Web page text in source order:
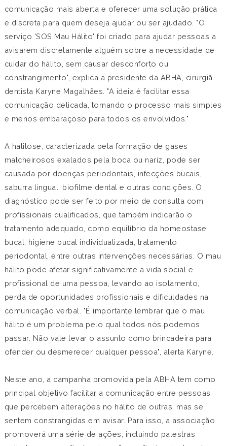
comunicação mais aberta e oferecer uma solução prática
e discreta para quem deseja ajudar ou ser ajudado. "O
serviço 'SOS Mau Hálito' foi criado para ajudar pessoas a
avisarem discretamente alguém sobre a necessidade de
cuidar do hálito, sem causar desconforto ou
constrangimento", explica a presidente da ABHA, cirurgiã-
dentista Karyne Magalhães. "A ideia é facilitar essa
comunicação delicada, tornando o processo mais simples
e menos embaraçoso para todos os envolvidos."
A halitose, caracterizada pela formação de gases
malcheirosos exalados pela boca ou nariz, pode ser
causada por doenças periodontais, infecções bucais,
saburra lingual, biofilme dental e outras condições. O
diagnóstico pode ser feito por meio de consulta com
profissionais qualificados, que também indicarão o
tratamento adequado, como equilíbrio da homeostase
bucal, higiene bucal individualizada, tratamento
periodontal, entre outras intervenções necessárias. O mau
hálito pode afetar significativamente a vida social e
profissional de uma pessoa, levando ao isolamento,
perda de oportunidades profissionais e dificuldades na
comunicação verbal. "É importante lembrar que o mau
hálito é um problema pelo qual todos nós podemos
passar. Não vale levar o assunto como brincadeira para
ofender ou desmerecer qualquer pessoa", alerta Karyne.
Neste ano, a campanha promovida pela ABHA tem como
principal objetivo facilitar a comunicação entre pessoas
que percebem alterações no hálito de outras, mas se
sentem constrangidas em avisar. Para isso, a associação
promoverá uma série de ações, incluindo palestras